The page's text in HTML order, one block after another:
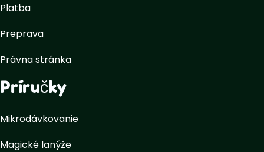
Platba
Preprava
Právna stránka
Príručky
Mikrodávkovanie
Magické lanýže